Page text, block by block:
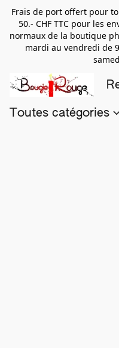
Frais de port offert pour
50.- CHF TTC pour les
normaux de la boutique
mardi au vendredi de
Toutes catégories